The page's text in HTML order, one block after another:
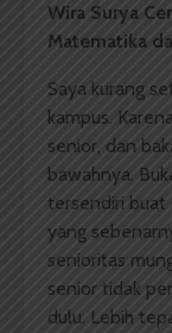
Wira Surya
Matematika
Saya kurang
kampus.
senior, dan
bawahnya.
tersendiri buat
yang
senioritas
senior tidak
dulu. Lebih